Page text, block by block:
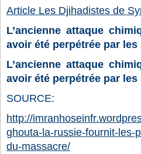
Article Les Djihadistes de
L’ancienne attaque
avoir été perpétrée par les
L’ancienne attaque
avoir été perpétrée par les
SOURCE:
http://
ghouta-la-russie-fournit-les-
du-massacre/